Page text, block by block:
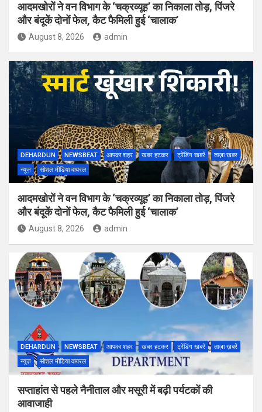
आदमखोरों ने वन विभाग के ‘चक्रव्यूह’ का निकाला तोड़, पिंजरे
और बंदूकें दोनों फेल, कैट फैमिली हुई ‘चालाक’
August 8, 2026 admin
DEHARDUN NEWSBEAT आपका शहर खबर हटकर ट्रेंडिंग खबरें
ताज़ा ख़बर
न्यूज़
सोशल मीडिया वायरल
आदमखोरों ने वन विभाग के ‘चक्रव्यूह’ का निकाला तोड़, पिंजरे
और बंदूकें दोनों फेल, कैट फैमिली हुई ‘चालाक’
August 8, 2026 admin
DEHARDUN NEWSBEAT आपका शहर खबर हटकर ट्रेंडिंग खबरें
ताज़ा ख़बरें
न्यूज़
सोशल मीडिया वायरल
सप्ताहांत से पहले नैनीताल और मसूरी में बढ़ी पर्यटकों की
आवाजाही